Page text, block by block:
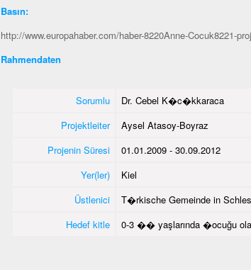
Basın:
http://www.europahaber.com/haber-8220Anne-Cocuk8221-
Rahmendaten
Sorumlu
Dr. Cebel K�c�kkaraca
Projektleiter
Aysel Atasoy-Boyraz
Projenin Süresi
01.01.2009 - 30.09.2012
Yer(ler)
Kiel
Üstlenici
T�rkische Gemeinde in
Hedef kitle
0-3 �� yaşlarında �ocuğu